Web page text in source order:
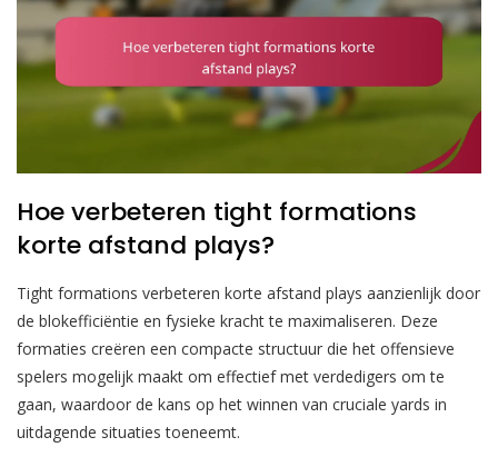
Hoe verbeteren tight formations
korte afstand plays?
Tight formations verbeteren korte afstand plays aanzienlijk door
de blokefficiëntie en fysieke kracht te maximaliseren. Deze
formaties creëren een compacte structuur die het offensieve
spelers mogelijk maakt om effectief met verdedigers om te
gaan, waardoor de kans op het winnen van cruciale yards in
uitdagende situaties toeneemt.